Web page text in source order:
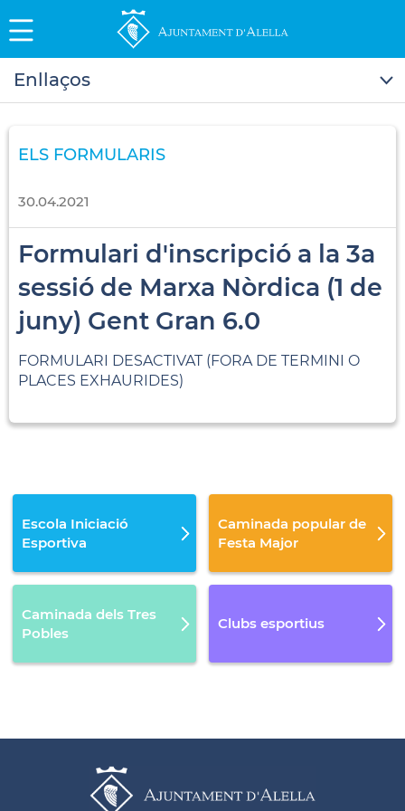
Enllaços
ELS FORMULARIS
30.04.2021
Formulari d'inscripció a la 3a
sessió de Marxa Nòrdica (1 de
juny) Gent Gran 6.0
FORMULARI DESACTIVAT (FORA DE TERMINI O
PLACES EXHAURIDES)
Escola Iniciació
Esportiva
Caminada popular de
Festa Major
Caminada dels Tres
Pobles
Clubs esportius